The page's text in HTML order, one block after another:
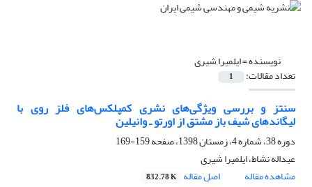
نویسنده =ایلمیرا شیری
تعداد مقالات: 1
سنتز و بررسی ویژگی‌های نشری کمپلکس‌های فلز روی با
لیگاندهای شیف باز مشتق از اورتو ـ وانیلین
دوره 38، شماره 4، زمستان 1398، صفحه
159-169
عبداله نشاط، ایلمیرا شیری
مشاهده مقاله
اصل مقاله 832.78 K